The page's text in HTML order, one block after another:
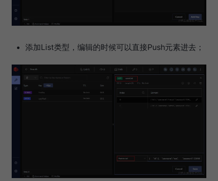
添加List类型，编辑的时候可以直接Push元素进去；